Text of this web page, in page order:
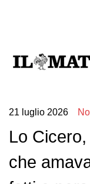
21 luglio 2026
Lo
che